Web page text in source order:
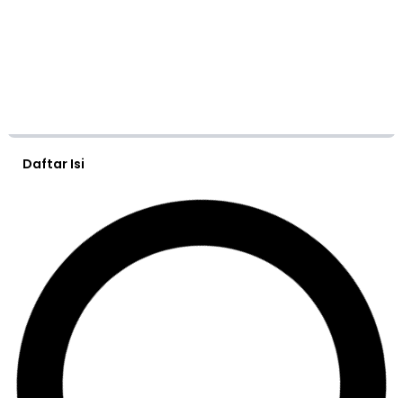
Daftar Isi